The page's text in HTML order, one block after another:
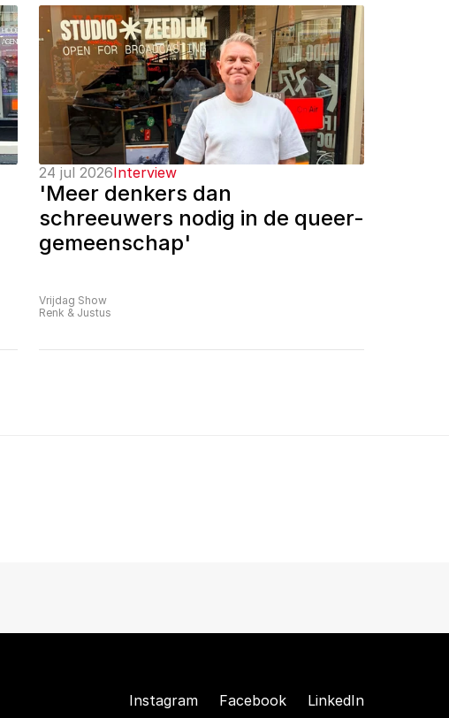
24 jul 2026Interview
'Meer denkers dan
schreeuwers nodig in de queer-
gemeenschap'
Vrijdag Show
Renk & Justus
Instagram Facebook LinkedIn